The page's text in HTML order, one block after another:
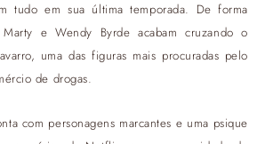
tudo em sua última temporada. De forma
e Wendy Byrde acabam cruzando o
uma das figuras mais procuradas pelo
de drogas.
com personagens marcantes e uma psique